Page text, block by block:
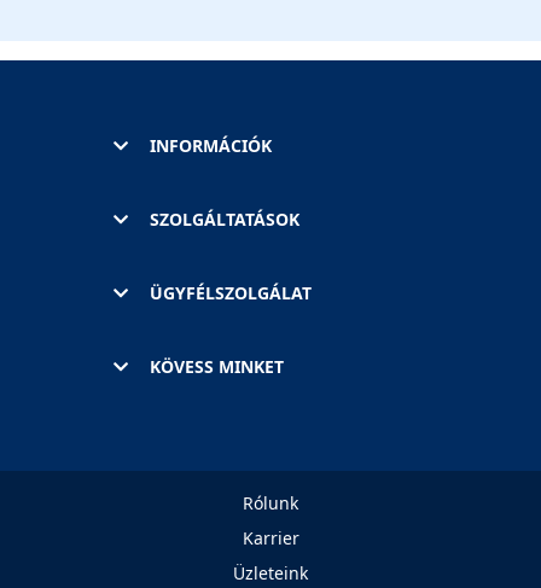
INFORMÁCIÓK
SZOLGÁLTATÁSOK
ÜGYFÉLSZOLGÁLAT
KÖVESS MINKET
Rólunk
Karrier
Üzleteink